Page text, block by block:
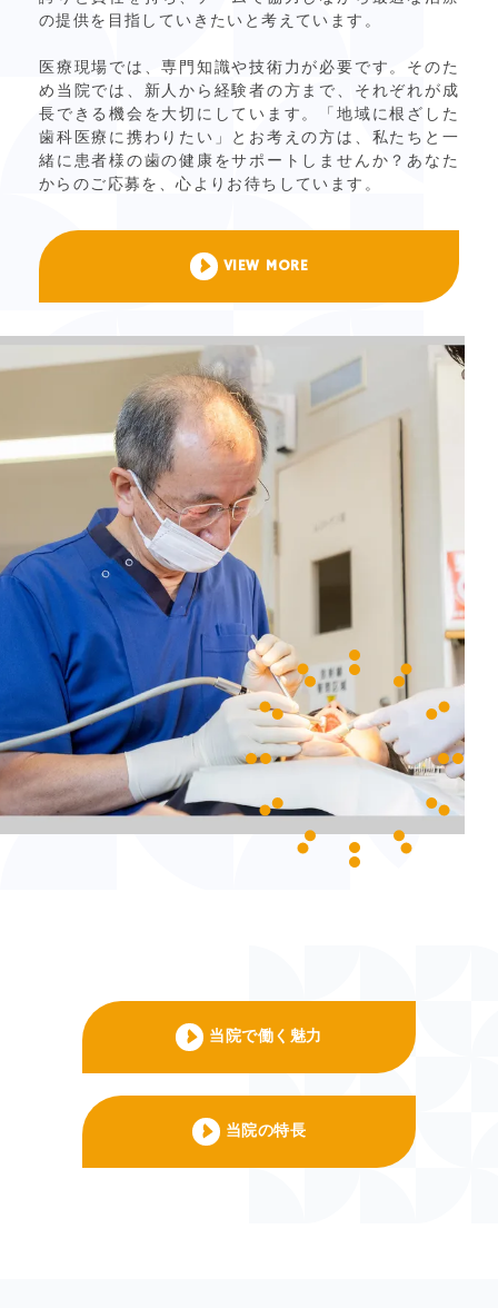
の提供を目指していきたいと考えています。
医療現場では、専門知識や技術力が必要です。そのた
め当院では、新人から経験者の方まで、それぞれが成
長できる機会を大切にしています。「地域に根ざした
歯科医療に携わりたい」とお考えの方は、私たちと一
緒に患者様の歯の健康をサポートしませんか？あなた
からのご応募を、心よりお待ちしています。
VIEW MORE
当院で働く魅力
当院の特長